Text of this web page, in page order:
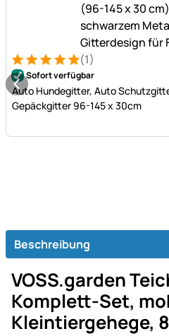
Bewertung: 5 von 5 (1
1 Bewertung (1)
Sofort verfügbar
Auto Hundegitter, Auto
Gepäckgitter 96-145 x 30cm
Beschreibung
VOSS.garden
Komplett-Set,
Kleintiergehege,